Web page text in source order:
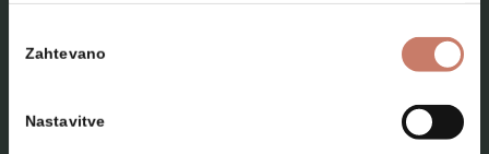
soglasja
Zahtevano
Nastavitve